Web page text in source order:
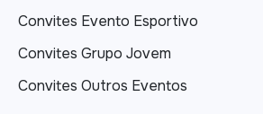
Convites Evento Esportivo
Convites Grupo Jovem
Convites Outros Eventos